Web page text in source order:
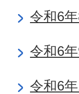
令和6
令和6
令和6